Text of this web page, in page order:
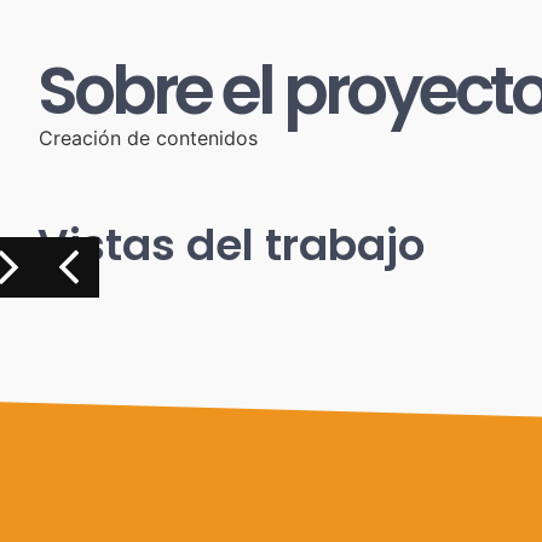
Sobre el
Creación de contenidos
Vistas del trabajo